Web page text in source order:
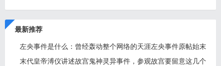
最新推荐
左央事件是什么：曾经轰动整个网络的天涯左央事件原帖始末
末代皇帝溥仪讲述故宫鬼神灵异事件，参观故宫要留意这几个